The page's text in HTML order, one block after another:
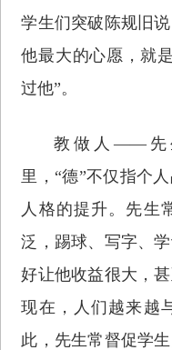
学生们突破陈规旧
他最大的心愿，就
过他”。
教做人——先
里，“德”不仅指个
人格的提升。先生
泛，踢球、写字、
好让他收益很大，
现在，人们越来越
此，先生常督促学